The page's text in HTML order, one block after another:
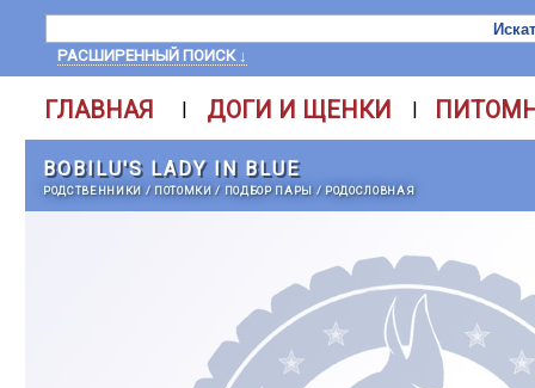
РАСШИРЕННЫЙ ПОИСК ↓
ГЛАВНАЯ | ДОГИ И ЩЕНКИ |
BOBILU'S LADY IN BLUE
РОДСТВЕННИКИ / ПОТОМКИ/ ПОДБОР ПАРЫ / РОДОСЛОВНАЯ